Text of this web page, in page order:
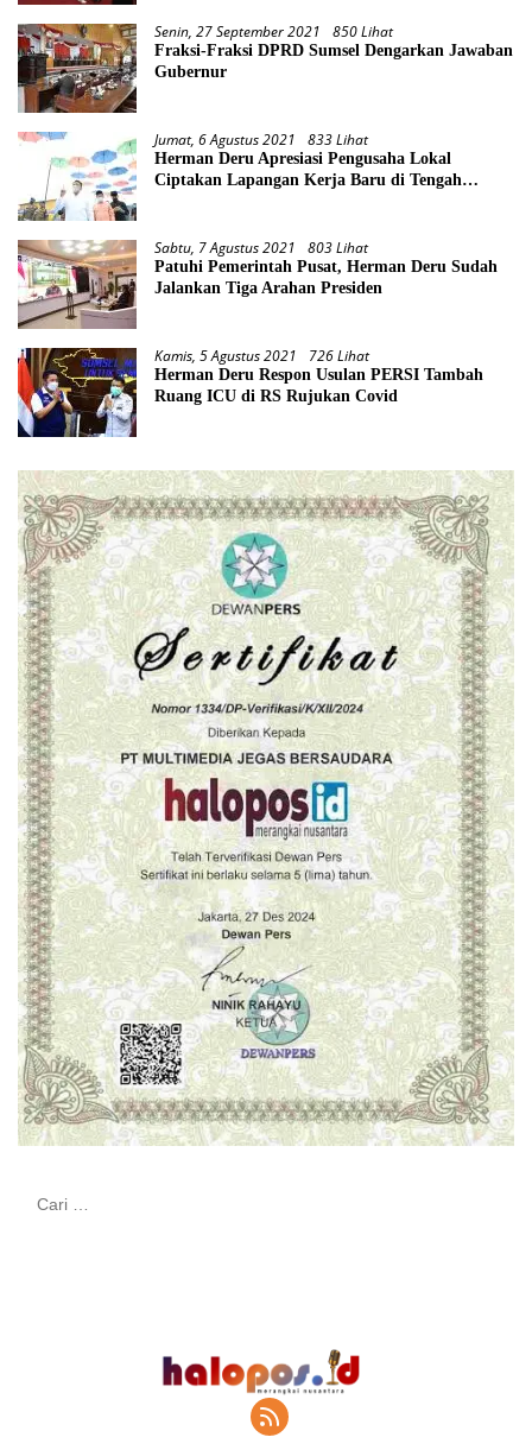
Senin, 27 September 2021 850 Lihat
Fraksi-Fraksi DPRD Sumsel Dengarkan Jawaban
Gubernur
Jumat, 6 Agustus 2021 833 Lihat
Herman Deru Apresiasi Pengusaha Lokal
Ciptakan Lapangan Kerja Baru di Tengah
Sabtu, 7 Agustus 2021 803 Lihat
Patuhi Pemerintah Pusat, Herman Deru Sudah
Jalankan Tiga Arahan Presiden
Kamis, 5 Agustus 2021 726 Lihat
Herman Deru Respon Usulan PERSI Tambah
Ruang ICU di RS Rujukan Covid